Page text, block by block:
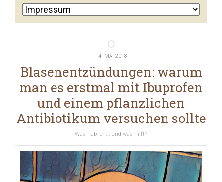
14. MAI 2018
Blasenentzündungen: warum
man es erstmal mit Ibuprofen
und einem pflanzlichen
Antibiotikum versuchen sollte
Was hab ich... und was hilft?